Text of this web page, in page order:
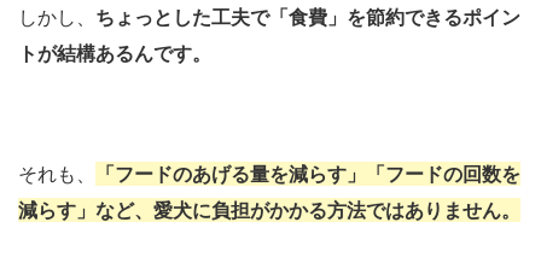
しかし、 ちょっとした工夫で「食費」を節約できるポイン
トが結構あるんです。
それも、
「フードのあげる量を減らす」「フードの回数を
減らす」 など、愛犬に負担がかかる方法ではありません。